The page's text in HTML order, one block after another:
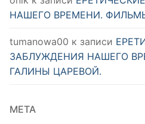
НАШЕГО ВРЕМЕНИ.
tumanowa00 к записи
ЗАБЛУЖДЕНИЯ НАШЕГО
ГАЛИНЫ ЦАРЕВОЙ.
МЕТА